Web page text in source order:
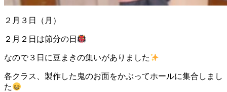
２月３日（月）
２月２日は節分の日
なので３日に豆まきの集いがありました
各クラス、製作した鬼のお面をかぶってホールに集合しまし
た